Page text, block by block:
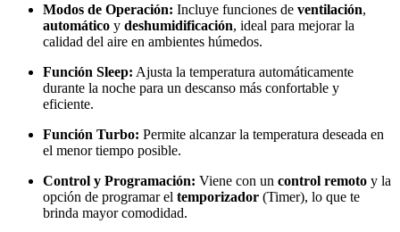
Modos de Operación: Incluye funciones de ventilación,
automático y deshumidificación, ideal para mejorar la
calidad del aire en ambientes húmedos.
Función Sleep: Ajusta la temperatura automáticamente
durante la noche para un descanso más confortable y
eficiente.
Función Turbo: Permite alcanzar la temperatura deseada en
el menor tiempo posible.
Control y Programación: Viene con un control remoto y la
opción de programar el temporizador (Timer), lo que te
brinda mayor comodidad.